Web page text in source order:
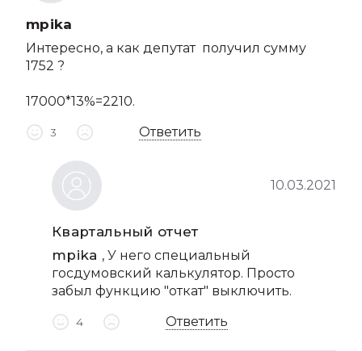
mpika
Интересно, а как депутат получил сумму
1752 ?
17000*13%=2210.
3 Ответить
Квартальный отчет
10.03.2021
mpika , У него специальный
госдумовский калькулятор. Просто
забыл функцию "откат" выключить.
4 Ответить